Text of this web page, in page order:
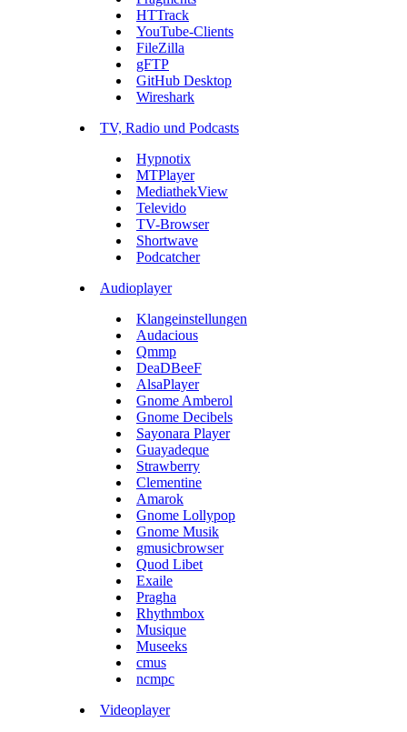
HTTrack
YouTube-Clients
FileZilla
gFTP
GitHub Desktop
Wireshark
TV, Radio und Podcasts
Hypnotix
MTPlayer
MediathekView
Televido
TV-Browser
Shortwave
Podcatcher
Audioplayer
Klangeinstellungen
Audacious
Qmmp
DeaDBeeF
AlsaPlayer
Gnome Amberol
Gnome Decibels
Sayonara Player
Guayadeque
Strawberry
Clementine
Amarok
Gnome Lollypop
Gnome Musik
gmusicbrowser
Quod Libet
Exaile
Pragha
Rhythmbox
Musique
Museeks
cmus
ncmpc
Videoplayer